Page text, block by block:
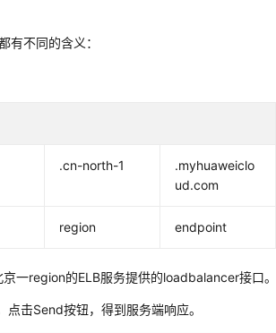
有不同的含义：
.cn-north-1
.myhuaweiclo
ud.com
region endpoint
一region的ELB服务提供的loadbalancer接口。
击Send按钮，得到服务端响应。